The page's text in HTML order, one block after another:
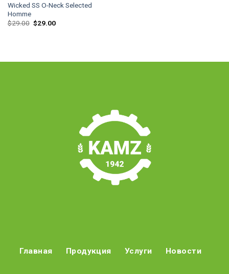
Wicked SS O-Neck Selected
Homme
$29.00 $29.00
Главная Продукция Услуги Новости